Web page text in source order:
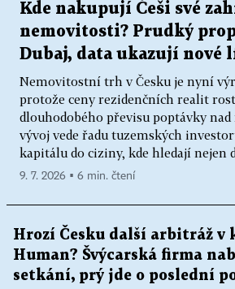
Kde nakupují Češi své
nemovitosti? Prudký
Dubaj, data ukazují nové
Nemovitostní trh v Česku je nyní
protože ceny rezidenčních realit
dlouhodobého převisu poptávky
vývoj vede řadu tuzemských
kapitálu do ciziny, kde hledají nejen
9. 7. 2026 ▪ 6 min. čtení
Hrozí Česku další arbitráž v
Human? Švýcarská firma
setkání, prý jde o poslední